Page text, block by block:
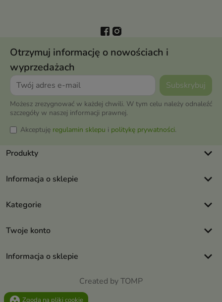
Otrzymuj informację o nowościach i
wyprzedażach
Możesz zrezygnować w każdej chwili. W tym celu należy odnaleźć
szczegóły w naszej informacji prawnej.
Akceptuję regulamin sklepu i politykę prywatności.
Produkty keyboard_arrow_down
Informacja o sklepie keyboard_arrow_down
Kategorie keyboard_arrow_down
Twoje konto keyboard_arrow_down
Informacja o sklepie keyboard_arrow_down
Created by TOMP
Zgoda na pliki cookie